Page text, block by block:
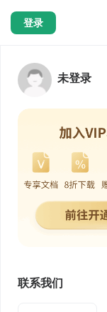
登录
未登录
联系我们